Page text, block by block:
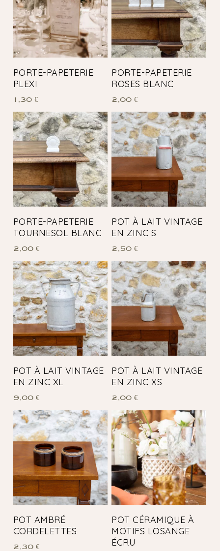
PORTE-PAPETERIE
PLEXI
1,30 €
PORTE-PAPETERIE
ROSES BLANC
2,00€
PORTE-PAPETERIE
TOURNESOL BLANC
2,00 €
POT À LAIT VINTAGE
EN ZINC S
2,50€
POT À LAIT VINTAGE
EN ZINC XL
9,00 €
POT À LAIT VINTAGE
EN ZINC XS
2,00€
POT AMBRÉ
CORDELETTES
2,30 €
POT CÉRAMIQUE À
MOTIFS LOSANGE
ÉCRU